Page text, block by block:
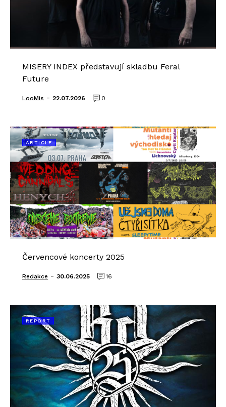
MISERY INDEX představují skladbu Feral
Future
LooMis - 22.07.2026 0
ARTICLE
Červencové koncerty 2025
Redakce - 30.06.2025 16
REPORT